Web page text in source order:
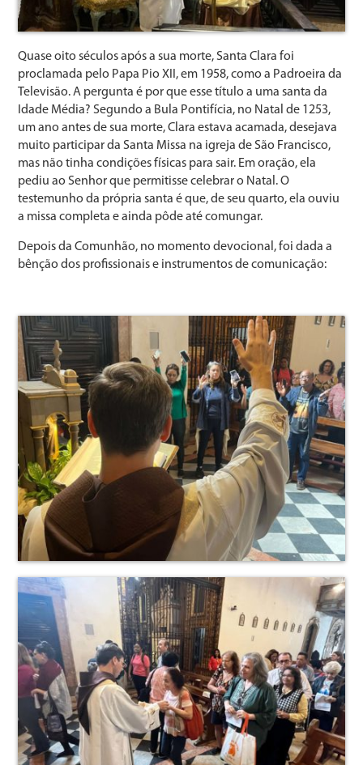
Quase oito séculos após a sua morte, Santa Clara foi
proclamada pelo Papa Pio XII, em 1958, como a Padroeira da
Televisão. A pergunta é por que esse título a uma santa da
Idade Média? Segundo a Bula Pontifícia, no Natal de 1253,
um ano antes de sua morte, Clara estava acamada, desejava
muito participar da Santa Missa na igreja de São Francisco,
mas não tinha condições físicas para sair. Em oração, ela
pediu ao Senhor que permitisse celebrar o Natal. O
testemunho da própria santa é que, de seu quarto, ela ouviu
a missa completa e ainda pôde até comungar.
Depois da Comunhão, no momento devocional, foi dada a
bênção dos profissionais e instrumentos de comunicação: